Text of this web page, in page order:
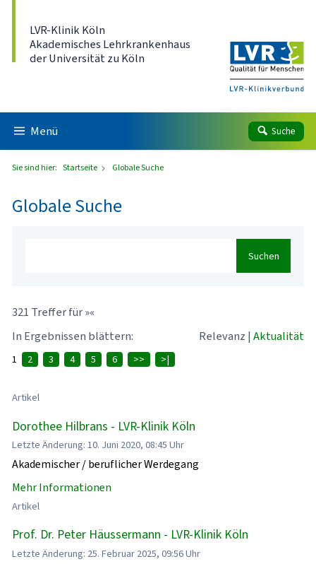
LVR-Klinik Köln
Akademisches Lehrkrankenhaus
der Universität zu Köln
Menü Suche
Sie sind hier: Startseite Globale Suche
Globale Suche
Suchen
321 Treffer für »«
In Ergebnissen blättern:
Relevanz | Aktualität
1 2 3 4 5 6 >> >|
Artikel
Dorothee Hilbrans - LVR-Klinik Köln
Letzte Änderung: 10. Juni 2020, 08:45 Uhr
Akademischer / beruflicher Werdegang
Mehr Informationen
Artikel
Prof. Dr. Peter Häussermann - LVR-Klinik Köln
Letzte Änderung: 25. Februar 2025, 09:56 Uhr